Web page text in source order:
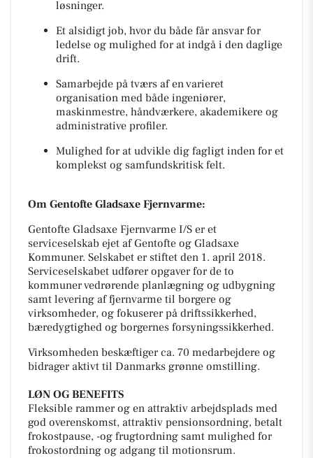
løsninger.
Et alsidigt job, hvor du både får ansvar for
ledelse og mulighed for at indgå i den daglige
drift.
Samarbejde på tværs af en varieret
organisation med både ingeniører,
maskinmestre, håndværkere, akademikere og
administrative profiler.
Mulighed for at udvikle dig fagligt inden for et
komplekst og samfundskritisk felt.
Om Gentofte Gladsaxe Fjernvarme:
Gentofte Gladsaxe Fjernvarme I/S er et
serviceselskab ejet af Gentofte og Gladsaxe
Kommuner. Selskabet er stiftet den 1. april 2018.
Serviceselskabet udfører opgaver for de to
kommuner vedrørende planlægning og udbygning
samt levering af fjernvarme til borgere og
virksomheder, og fokuserer på driftssikkerhed,
bæredygtighed og borgernes forsyningssikkerhed.
Virksomheden beskæftiger ca. 70 medarbejdere og
bidrager aktivt til Danmarks grønne omstilling.
LØN OG BENEFITS
Fleksible rammer og en attraktiv arbejdsplads med
god overenskomst, attraktiv pensionsordning, betalt
frokostpause, -og frugtordning samt mulighed for
frokostordning og adgang til motionsrum.